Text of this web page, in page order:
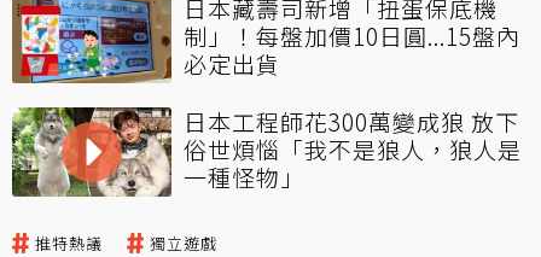
日本藏壽司新增「扭蛋保底機
制」！每盤加價10日圓...15盤內
必定出貨
日本工程師花300萬變成狼 放下
俗世煩惱「我不是狼人，狼人是
一種怪物」
推特熱議 獨立遊戲